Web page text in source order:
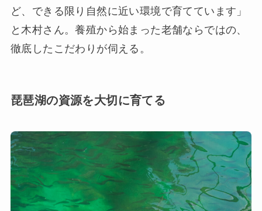
ど、できる限り自然に近い環境で育てています」
と木村さん。養殖から始まった老舗ならではの、
徹底したこだわりが伺える。
琵琶湖の資源を大切に育てる